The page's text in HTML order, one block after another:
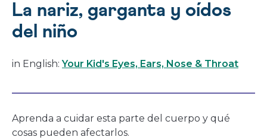
La nariz, garganta y oídos
del niño
in English:Your Kid's Eyes, Ears, Nose & Throat
Aprenda a cuidar esta parte del cuerpo y qué
cosas pueden afectarlos.